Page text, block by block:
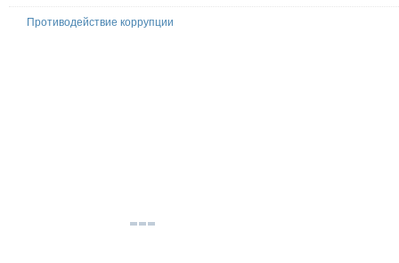
Противодействие коррупции